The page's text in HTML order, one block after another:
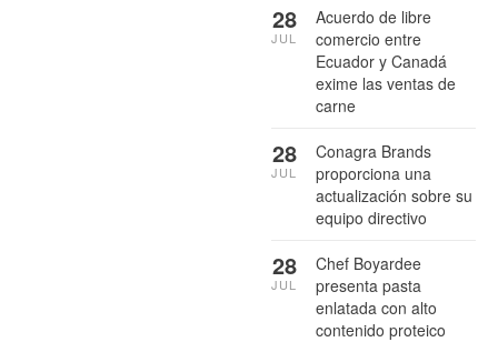
Acuerdo de libre
comercio entre
Ecuador y Canadá
exime las ventas de
carne
28
JUL
Conagra Brands
proporciona una
actualización sobre su
equipo directivo
28
JUL
Chef Boyardee
presenta pasta
enlatada con alto
contenido proteico
28
JUL